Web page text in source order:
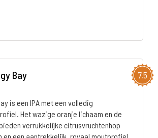
7,5
Bay
is een IPA met een volledig
Het wazige oranje lichaam en de
verrukkelijke citrusvruchtenhop